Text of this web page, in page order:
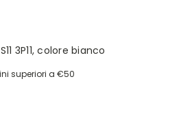
3P11, colore bianco
superiori a €50